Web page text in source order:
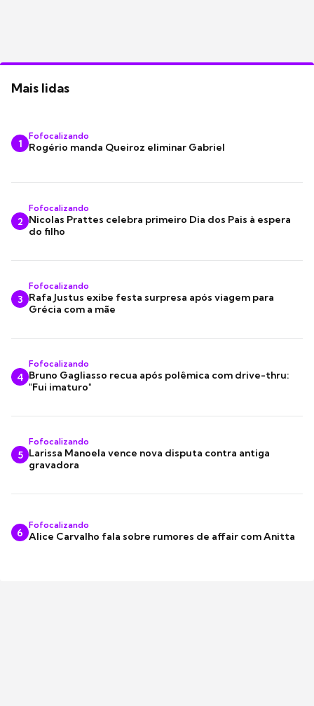
Mais lidas
1
Fofocalizando
Rogério manda Queiroz eliminar Gabriel
2
Fofocalizando
Nicolas Prattes celebra primeiro Dia dos Pais à espera
do filho
3
Fofocalizando
Rafa Justus exibe festa surpresa após viagem para
Grécia com a mãe
4
Fofocalizando
Bruno Gagliasso recua após polêmica com drive-thru:
"Fui imaturo"
5
Fofocalizando
Larissa Manoela vence nova disputa contra antiga
gravadora
6
Fofocalizando
Alice Carvalho fala sobre rumores de affair com Anitta